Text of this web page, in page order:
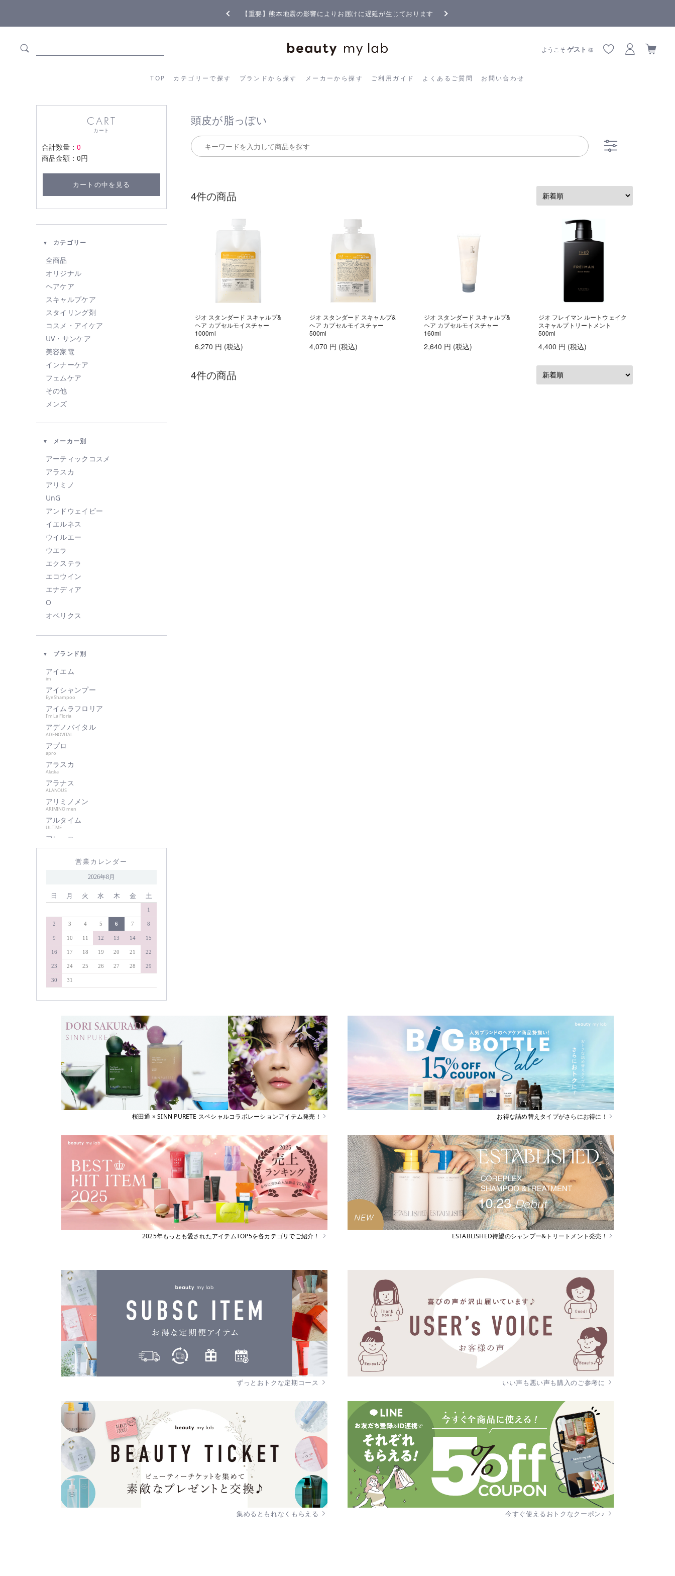
【重要】熊本地震の影響によりお届けに遅延が生じております
TOP カテゴリーで探す ブランドから探す メーカーから探す ご利用ガイド よくあるご質問 お問い合わせ
ようこそゲスト 様
カテゴリーから探す ブランドから探す メーカーから探す ご利用ガイド よくあるご質問
CART
カート
合計数量： 0
商品金額： 0円
カートの中を見る
カテゴリー
全商品
オリジナル
ヘアケア
スキャルプケア
スタイリング剤
コスメ・アイケア
UV・サンケア
美容家電
インナーケア
フェムケア
その他
メンズ
メーカー別
アーティックコスメ
アラスカ
アリミノ
UnG
アンドウェイビー
イエルネス
ウイルエー
ウエラ
エクステラ
エコウイン
エナディア
O
オベリクス
KAHI
KINUJO
肌美和
グッドシング
クラプロックス
グランパーム
クレイツイオン
ケアネス
サハラ・インターナショナルグル
ープ
サントレッグ
GMコーポレーション
season4
シュワルツコフ
自由が丘クリニック
shu uemura
ストレーニア
タマリス
タングルティーザー
ダイソン
ディアテック
デミコスメティクス
デルマドール
NAKAGAWA
NAKAMA-Lab
ナプラ
ピアセラボ
ビーファースト
ビューティーマイラボ
フィヨーレコスメティクス
フェスティノ
ブライト
フローリストジャパン
ホーユー
マデナ
ミルボン
ムーンパンツ
Mellia
MediProduct
mous.
ヤーマン
ユーグレナ
ルベル
RETOUCH
LOWBAL
ロレアル
ブランド別
アイエム
im
アイシャンプー
Eye Shampoo
アイムラフロリア
I'm La Floria
アデノバイタル
ADENOVITAL
アプロ
apro
アラスカ
Alaska
アラナス
ALANOUS
アリミノメン
ARIMINO men
アルタイム
ULTIME
アレース
アンダーバープラス
アンドウェイビー
&WAVEY
YELLNESS
イロノワ
IRONOWA
ヴァリジョア
ウェーボ ジュカーラ
ウルティア
エイジア
エヴィ
エクスフリーク
エコウイン
エスタブリッシュ
ESTABLISHED
エックストリートメント
X TREATMENT
エムビーエフエフ
エルジューダ
エレクトロン
OW BYE TORI
オベリクス
オルディーブシーディル
ORDEVE Seadil
オルビス
カドー
カラーガジェット
キャラバン
CARAVAN
クオルシア
QUALUCIA
グッバイイエロー/オレンジ
GOODBYE YELLOW ＆ GOODBYE ORANGE
クラプロックス
CURAPROX
グランドリンケージ
営業カレンダー
2026年8月
日 月 火 水 木 金 土
1
2 3 4 5 6 7 8
9 10 11 12 13 14 15
16 17 18 19 20 21 22
23 24 25 26 27 28 29
30 31
頭皮が脂っぽい
頭皮が脂っぽい フケ・かゆみ
頭皮が脂っぽい フケ・かゆみ
4件の商品
ジオ スタンダード スキャルプ&
ヘア カプセルモイスチャー
1000ml
6,270 円 (税込)
ジオ スタンダード スキャルプ&
ヘア カプセルモイスチャー
500ml
4,070 円 (税込)
ジオ スタンダード スキャルプ&
ヘア カプセルモイスチャー
160ml
2,640 円 (税込)
ジオ フレイマン ルートウェイク
スキャルプトリートメント
500ml
4,400 円 (税込)
4件の商品
桜田通 × SINN PURETE スペシャルコラボレーションアイテム発売！ お得な詰め替えタイプがさらにお得に！
2025年もっとも愛されたアイテムTOP5を各カテゴリでご紹介！ ESTABLISHED待望のシャンプー&トリートメント発売！
ずっとおトクな定期コース いい声も悪い声も購入のご参考に
集めるともれなくもらえる 今すぐ使えるおトクなクーポン♪